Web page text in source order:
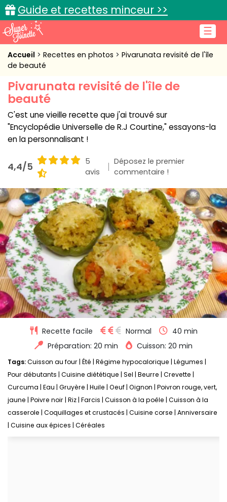
☰
Guide et recettes minceur >>
Accueil
Cuisine pratique
L'actu cuisine
Connexion
Accueil Recettes en photos
Pivarunata revisité de l'île
de beauté
Pivarunata revisité de l'île de
beauté
C'est une vieille recette que j'ai trouvé sur
"Encyclopédie Universelle de R.J Courtine," essayons-la
en la personnalisant !
4,4/5
5
avis
Déposez le premier
commentaire !
Recette facile Normal
40 min
Préparation: 20 min
Cuisson: 20 min
Tags:Cuisson au four Été Régime hypocalorique Légumes
Pour débutants Cuisine diététique Sel Beurre Crevette
Curcuma Eau Gruyère Huile Oeuf Oignon Poivron rouge, vert,
jaune Poivre noir Riz Farcis Cuisson à la poêle Cuisson à la
casserole Coquillages et crustacés Cuisine corse Anniversaire
Cuisine aux épices Céréales